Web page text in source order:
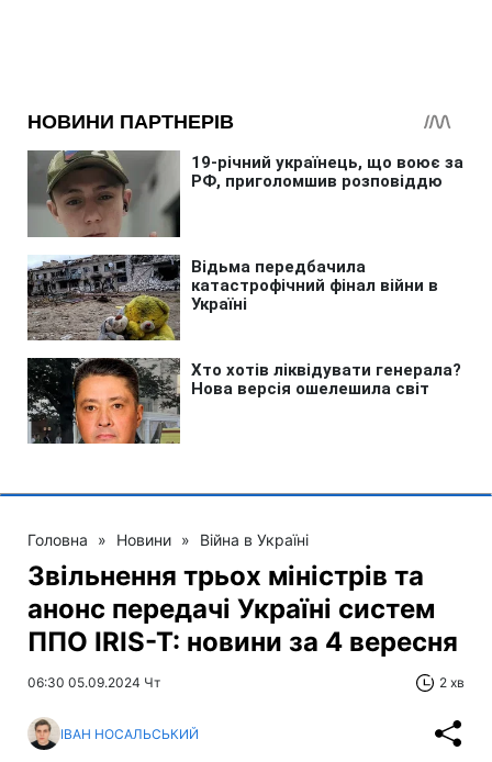
Головна » Новини » Війна в Україні
Звільнення трьох міністрів та
анонс передачі Україні систем
ППО IRIS-T: новини за 4 вересня
06:30 05.09.2024 Чт 2 хв
ІВАН НОСАЛЬСЬКИЙ